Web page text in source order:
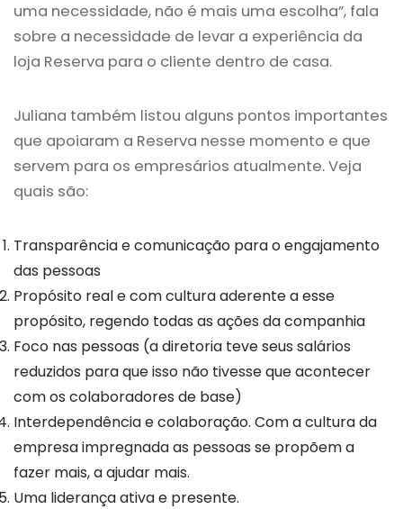
uma necessidade, não é mais uma escolha”, fala
sobre a necessidade de levar a experiência da
loja Reserva para o cliente dentro de casa.
Juliana também listou alguns pontos importantes
que apoiaram a Reserva nesse momento e que
servem para os empresários atualmente. Veja
quais são:
Transparência e comunicação para o engajamento
das pessoas
Propósito real e com cultura aderente a esse
propósito, regendo todas as ações da companhia
Foco nas pessoas (a diretoria teve seus salários
reduzidos para que isso não tivesse que acontecer
com os colaboradores de base)
Interdependência e colaboração. Com a cultura da
empresa impregnada as pessoas se propõem a
fazer mais, a ajudar mais.
Uma liderança ativa e presente.